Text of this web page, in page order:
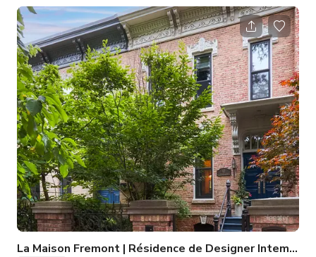
s'évader seul tout en restant en ville. Tarifs minimums pour
les week-ends et jours fériés : Été - 2750 Automne - 3000
Hiver - 2500 Printemps - 2500 Réveillon du Nouvel An - 6250
Jour de l'An - 4000 Cela n'inclut pas les nuitées mais signifie
gén�
La Maison Fremont | Résidence de Designer